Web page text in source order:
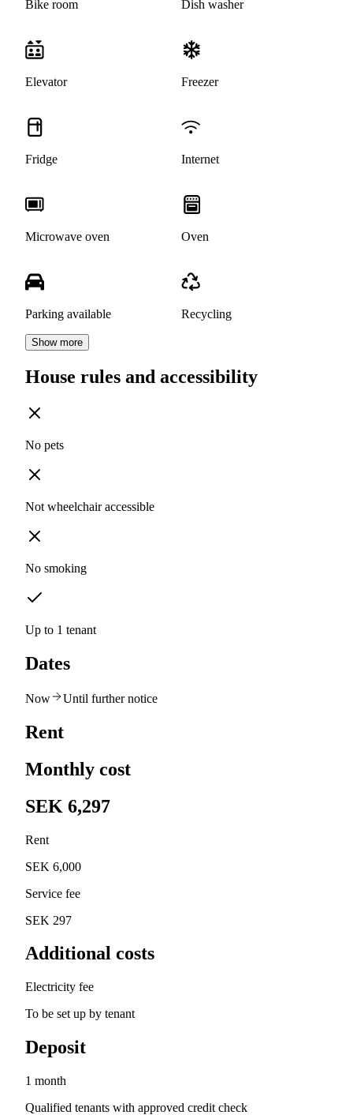
Bike room Dish washer
Elevator Freezer
Fridge Internet
Microwave oven Oven
Parking available Recycling
Show more
House rules and accessibility
No pets
Not wheelchair accessible
No smoking
Up to 1 tenant
Dates
Now Until further notice
Rent
Monthly cost
SEK 6,297
Rent
SEK 6,000
Service fee
SEK 297
Additional costs
Electricity fee
To be set up by tenant
Deposit
1 month
Qualified tenants with approved credit check